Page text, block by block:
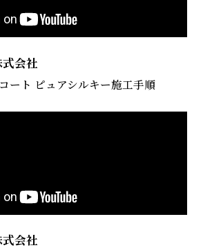
会社
ート ピュアシルキー施工手順
会社